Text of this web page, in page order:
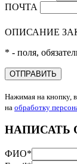
ПОЧТА
ОПИСАНИЕ
* - поля,
ОТПРАВИТЬ
Нажимая на кнопку,
на обработку
НАПИСАТЬ
ФИО*